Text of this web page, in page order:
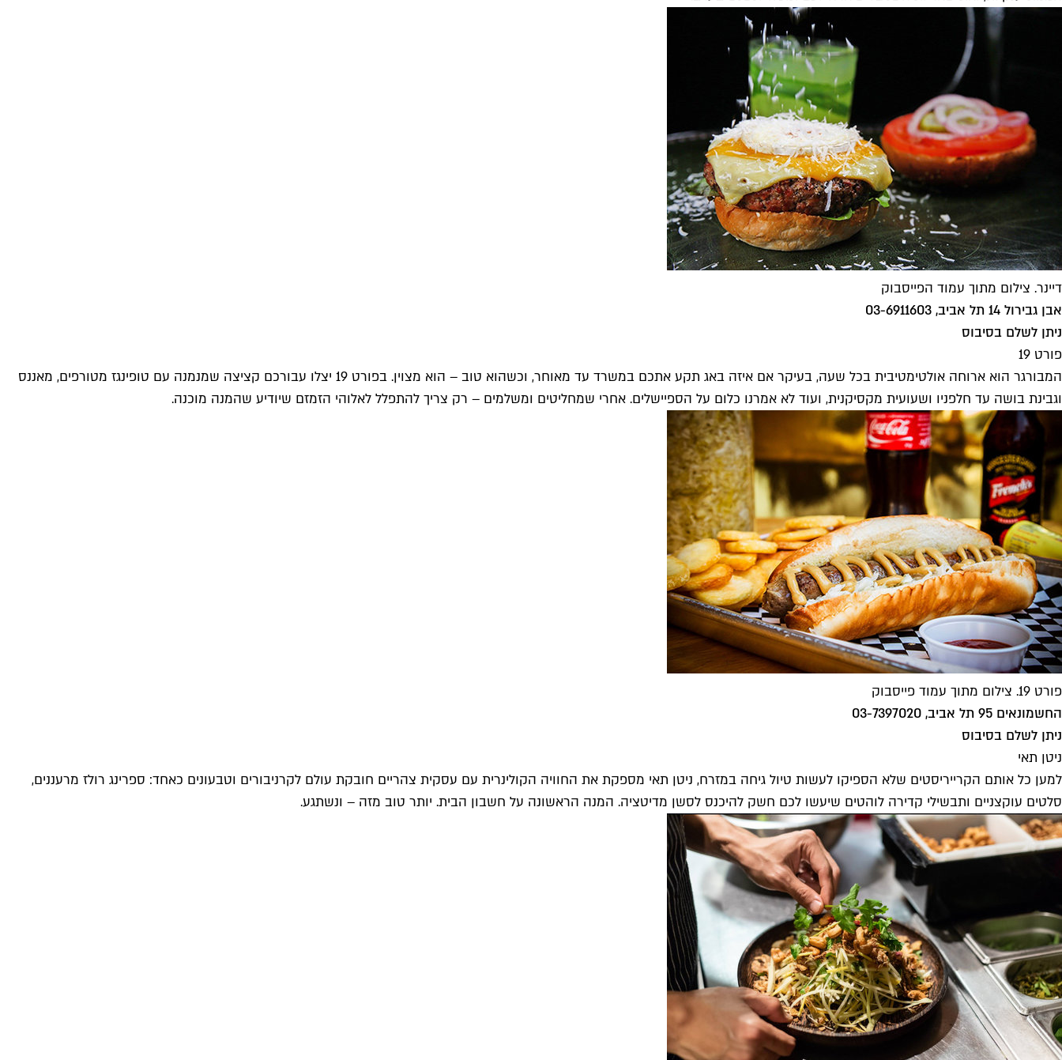
דיינר. צילום מתוך עמוד הפייסבוק
אבן גבירול 14 תל אביב, 03-6911603
ניתן לשלם בסיבוס
פורט 19
המבורגר הוא ארוחה אולטימטיבית בכל שעה, בעיקר אם איזה באג תקע אתכם במשרד עד מאוחר, וכשהוא טוב – הוא מצוין. בפורט 19 יצלו עבורכם קציצה שמנמנה עם טופינגז מטורפים, מאננס
וגבינת בושה עד חלפניו ושעועית מקסיקנית, ועוד לא אמרנו כלום על הספיישלים. אחרי שמחליטים ומשלמים – רק צריך להתפלל לאלוהי הזמזם שיודיע שהמנה מוכנה.
פורט 19. צילום מתוך עמוד פייסבוק
החשמונאים 95 תל אביב, 03-7397020
ניתן לשלם בסיבוס
ניטן תאי
למען כל אותם הקרייריסטים שלא הספיקו לעשות טיול גיחה במזרח, ניטן תאי מספקת את החוויה הקולינרית עם עסקית צהריים חובקת עולם לקרניבורים וטבעונים כאחד: ספרינג רולז מרעננים,
סלטים עוקצניים ותבשילי קדירה לוהטים שיעשו לכם חשק להיכנס לסשן מדיטציה. המנה הראשונה על חשבון הבית. יותר טוב מזה – ונשתגע.